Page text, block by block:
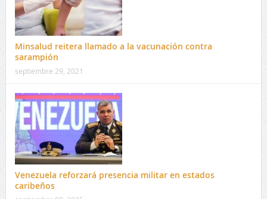
Minsalud reitera llamado a la vacunación contra
sarampión
septiembre 29, 2021
Venezuela reforzará presencia militar en estados
caribeños